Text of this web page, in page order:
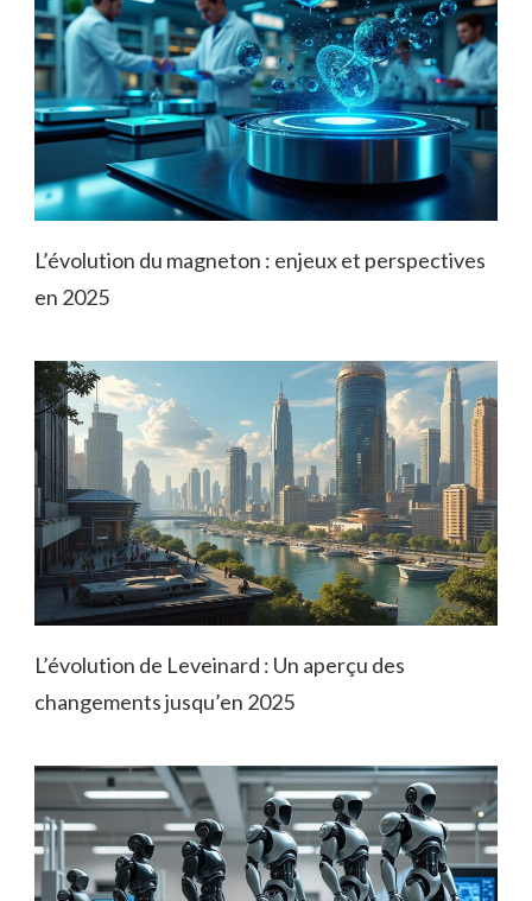
L’évolution du magneton : enjeux et perspectives
en 2025
L’évolution de Leveinard : Un aperçu des
changements jusqu’en 2025